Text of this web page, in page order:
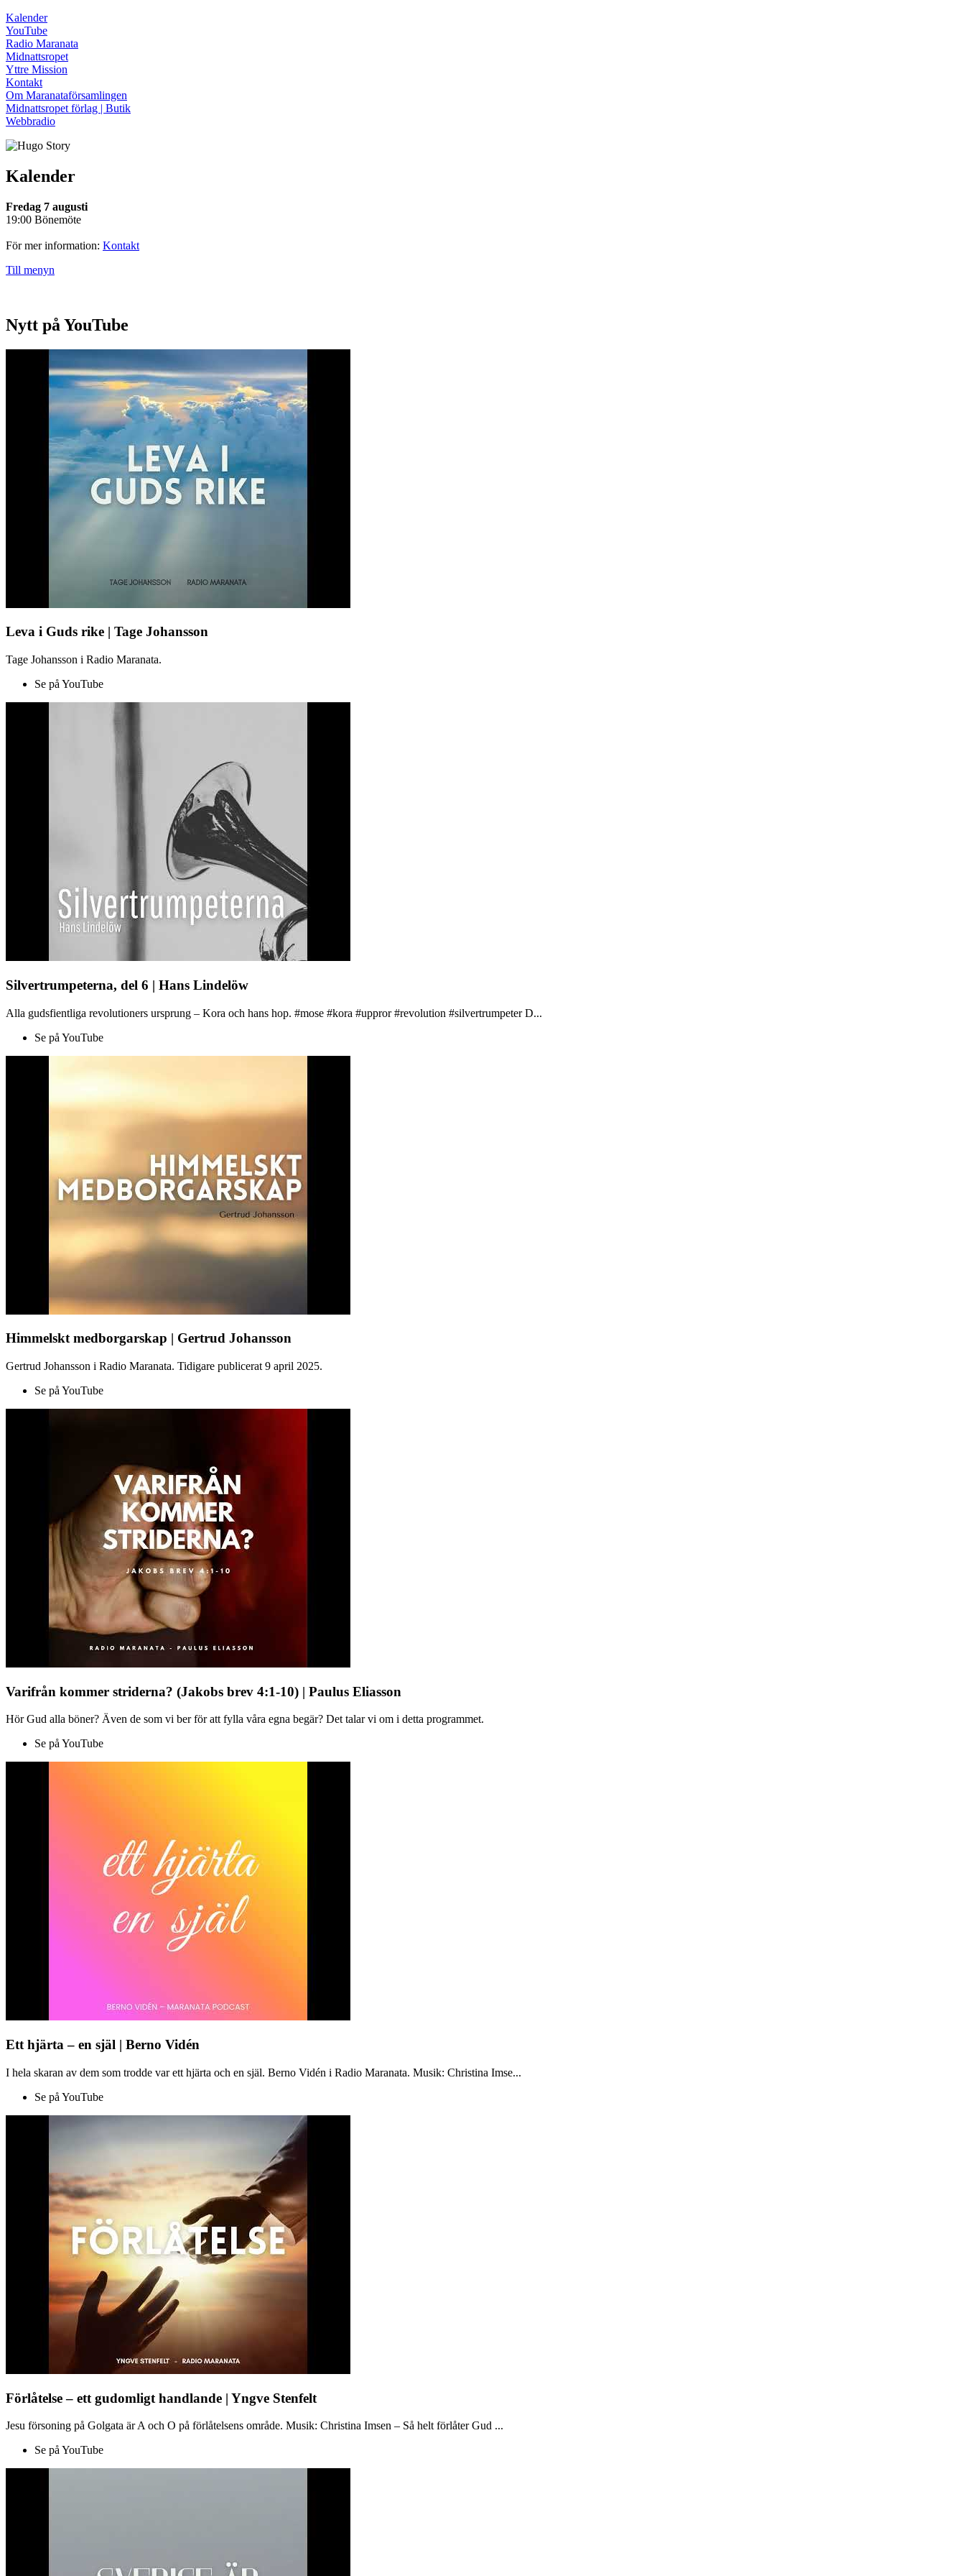
Kalender
YouTube
Radio Maranata
Midnattsropet
Yttre Mission
Kontakt
Om Maranataförsamlingen
Midnattsropet förlag | Butik
Webbradio
Kalender
Fredag 7 augusti
19:00 Bönemöte
För mer information: Kontakt
Till menyn
Nytt på YouTube
Leva i Guds rike | Tage Johansson
Tage Johansson i Radio Maranata.
Se på YouTube
Silvertrumpeterna, del 6 | Hans Lindelöw
Alla gudsfientliga revolutioners ursprung – Kora och hans hop. #mose #kora #uppror #revolution #silvertrumpeter D...
Se på YouTube
Himmelskt medborgarskap | Gertrud Johansson
Gertrud Johansson i Radio Maranata. Tidigare publicerat 9 april 2025.
Se på YouTube
Varifrån kommer striderna? (Jakobs brev 4:1-10) | Paulus Eliasson
Hör Gud alla böner? Även de som vi ber för att fylla våra egna begär? Det talar vi om i detta programmet.
Se på YouTube
Ett hjärta – en själ | Berno Vidén
I hela skaran av dem som trodde var ett hjärta och en själ. Berno Vidén i Radio Maranata. Musik: Christina Imse...
Se på YouTube
Förlåtelse – ett gudomligt handlande | Yngve Stenfelt
Jesu försoning på Golgata är A och O på förlåtelsens område. Musik: Christina Imsen – Så helt förlåter Gud ...
Se på YouTube